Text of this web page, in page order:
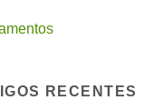
RECENTES